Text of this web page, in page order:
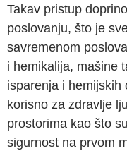
Takav pristup
poslovanju, što je
savremenom
i hemikalija, mašine
isparenja i hemijskih
korisno za zdravlje
prostorima kao što
sigurnost na prvom